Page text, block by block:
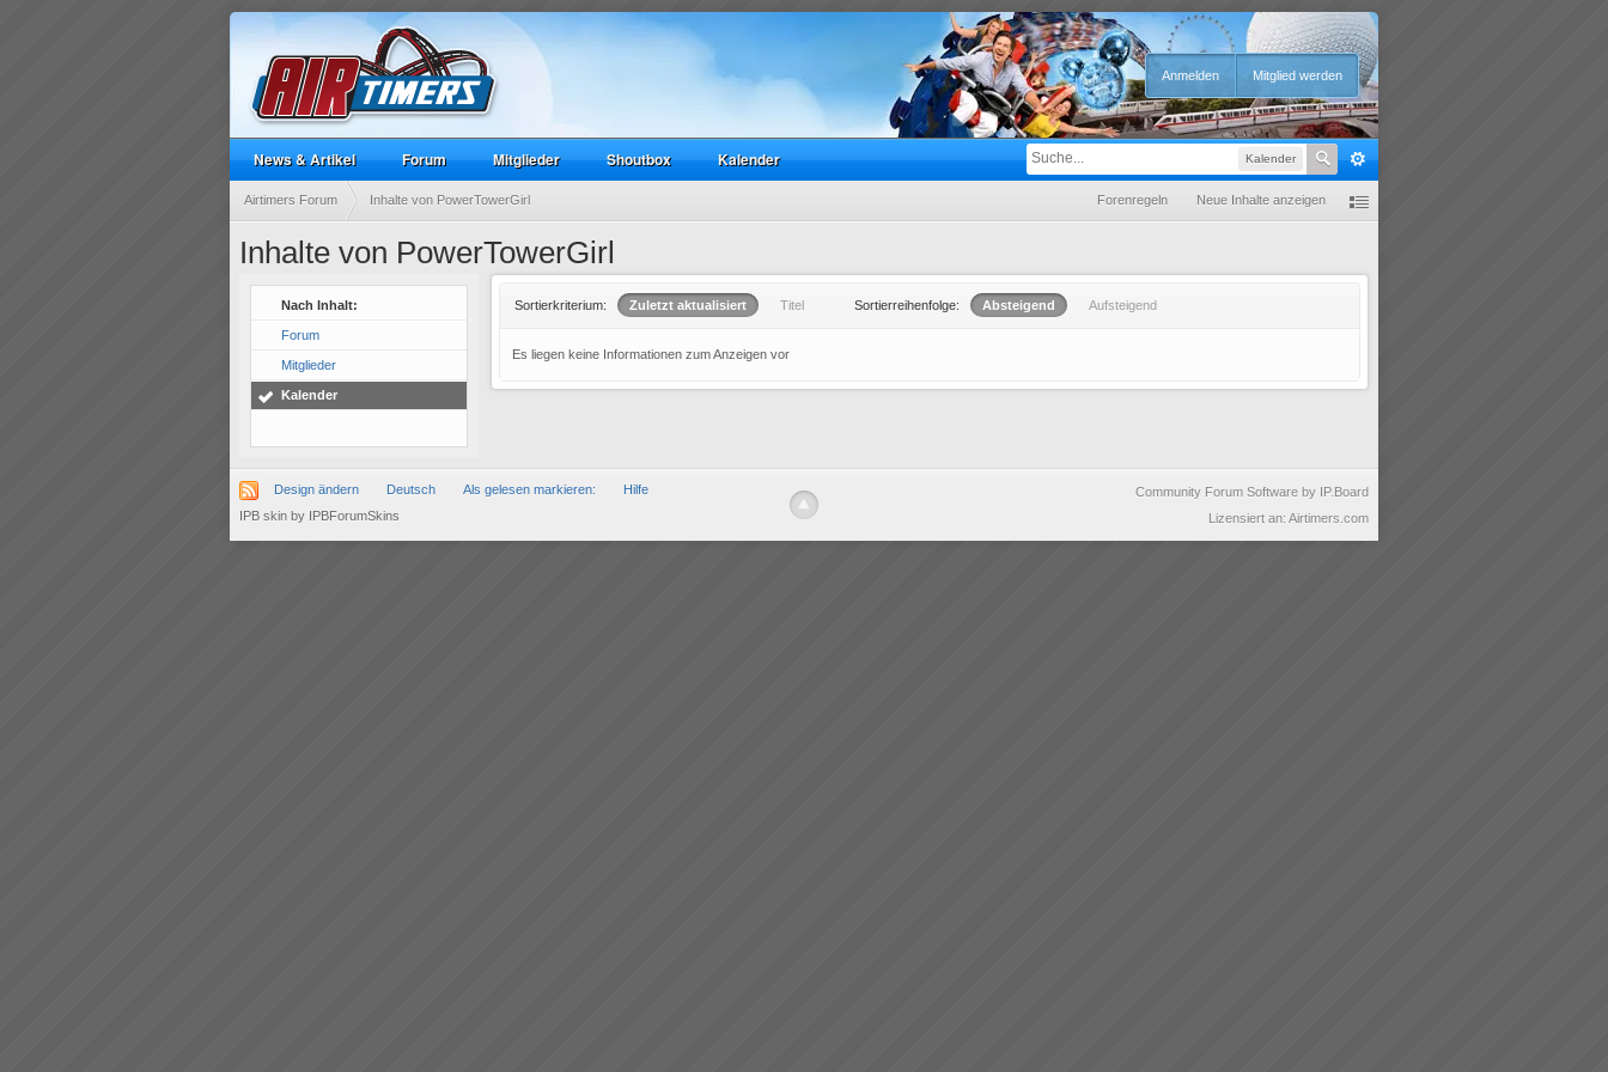
Anmelden Mitglied werden
Kalender
News & Artikel Forum Mitglieder Shoutbox Kalender
Airtimers Forum Inhalte von PowerTowerGirl Forenregeln Neue Inhalte anzeigen
Inhalte von PowerTowerGirl
Nach Inhalt:
Forum
Mitglieder
Kalender
Sortierkriterium: Zuletzt aktualisiert Titel Sortierreihenfolge: Absteigend Aufsteigend
Es liegen keine Informationen zum Anzeigen vor
Design ändern Deutsch Als gelesen markieren: Hilfe
Community Forum Software by IP.Board
Lizensiert an: Airtimers.com
IPB skin by IPBForumSkins